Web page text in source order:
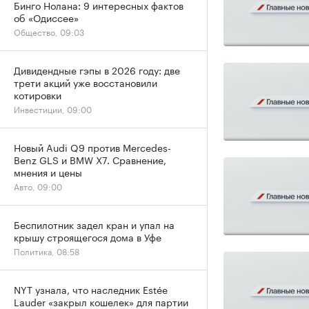
Бинго Нолана: 9 интересных фактов
об «Одиссее»
Общество, 09:03
Дивидендные гэпы в 2026 году: две
трети акций уже восстановили
котировки
Инвестиции, 09:00
Новый Audi Q9 против Mercedes-
Benz GLS и BMW X7. Сравнение,
мнения и цены
Авто, 09:00
Беспилотник задел кран и упал на
крышу строящегося дома в Уфе
Политика, 08:58
NYT узнала, что наследник Estée
Lauder «закрыл кошелек» для партии